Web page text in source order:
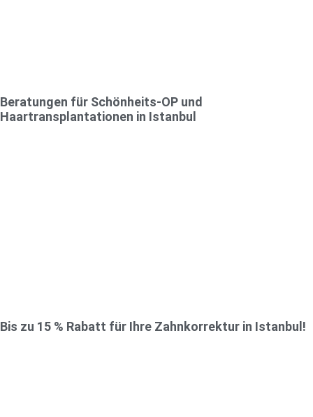
Beratungen für Schönheits-OP und
Haartransplantationen in Istanbul
Bis zu 15 % Rabatt für Ihre Zahnkorrektur in Istanbul!